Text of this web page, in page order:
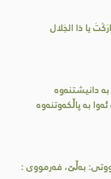
يا ذا الجَلال
بە دانیشتنەوە
بە پاڵکەوتنەوە
بەڵێ، فەرمووی :